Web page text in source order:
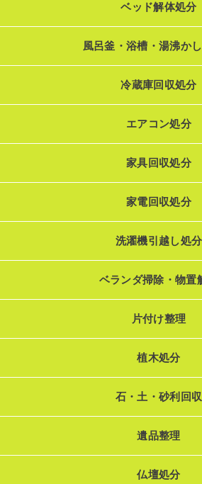
ベッド解体処分
風呂釜・浴槽・湯沸か
冷蔵庫回収処分
エアコン処分
家具回収処分
家電回収処分
洗濯機引越し処分
ベランダ掃除・物置
片付け整理
植木処分
石・土・砂利回収
遺品整理
仏壇処分